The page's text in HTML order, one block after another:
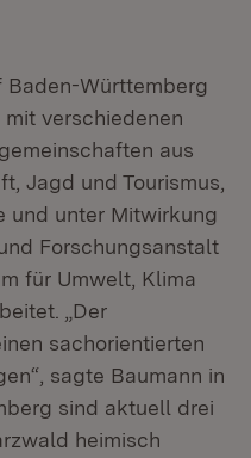
Baden-Württemberg
verschiedenen
aus
Jagd und Tourismus,
und unter Mitwirkung
Forschungsanstalt
für Umwelt, Klima
„Der
sachorientierten
sagte Baumann in
sind aktuell drei
heimisch